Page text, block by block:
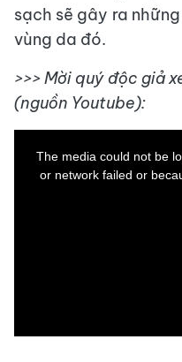
sạch sẽ gây ra
vùng da đó.
>>> Mời quý độc giả
(nguồn Youtube):
The media could not be
or network failed or